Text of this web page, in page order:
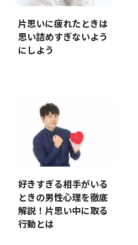
片思いに疲れたときは
思い詰めすぎないよう
にしよう
好きすぎる相手がいる
ときの男性心理を徹底
解説！片思い中に取る
行動とは